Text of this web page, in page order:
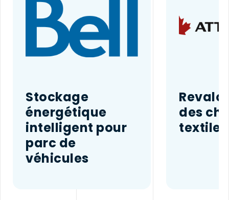
Stockage
énergétique
intelligent pour
parc de
véhicules
des
textiles